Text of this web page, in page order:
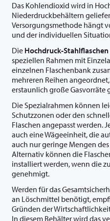
Das Kohlendioxid wird in
Niederdruckbehältern
Versorgungsmethode hängt
und der individuellen
Die Hochdruck-Stahlflaschen
speziellen Rahmen mit
einzelnen Flaschenbank
mehreren Reihen
erstaunlich große Gasvorräte
Die Spezialrahmen können
Schutzzonen oder den
Flaschen angepasst werden.
auch eine Wägeeinheit, die
auch nur geringe Mengen
Alternativ können die
installiert werden, wenn die
genehmigt.
Werden für das
an Löschmittel benötigt,
Gründen der
In diesem Behälter wird das